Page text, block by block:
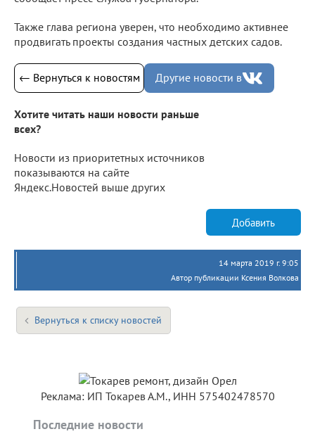
Также глава региона уверен, что необходимо активнее
продвигать проекты создания частных детских садов.
← Вернуться к новостям Другие новости в
Хотите читать наши новости раньше
всех?
Новости из приоритетных источников
показываются на сайте
Яндекс.Новостей выше других
Добавить
14 марта 2019 г. 9:05
Автор публикации Ксения Волкова
Вернуться к списку новостей
Реклама: ИП Токарев А.М., ИНН 575402478570
Последние новости